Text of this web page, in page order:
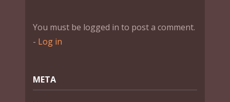
You must be logged in to post a comment.
- Log in
МЕТА